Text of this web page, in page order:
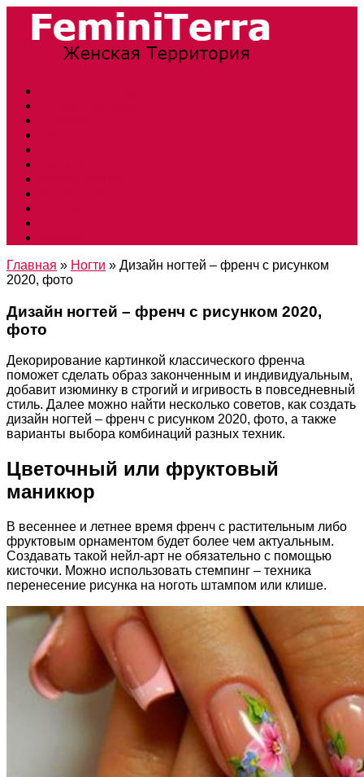
Главная » Ногти » Дизайн ногтей – френч с рисунком
2020, фото
Дизайн ногтей – френч с рисунком 2020,
фото
Декорирование картинкой классического френча
поможет сделать образ законченным и индивидуальным,
добавит изюминку в строгий и игривость в повседневный
стиль. Далее можно найти несколько советов, как создать
дизайн ногтей – френч с рисунком 2020, фото, а также
варианты выбора комбинаций разных техник.
Цветочный или фруктовый
маникюр
В весеннее и летнее время френч с растительным либо
фруктовым орнаментом будет более чем актуальным.
Создавать такой нейл-арт не обязательно с помощью
кисточки. Можно использовать стемпинг – техника
перенесение рисунка на ноготь штампом или клише.